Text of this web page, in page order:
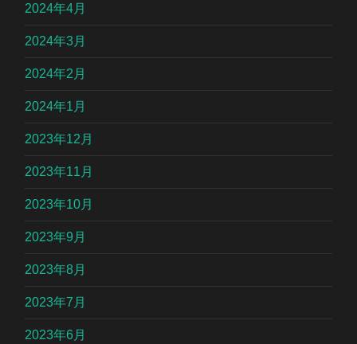
2024年4月
2024年3月
2024年2月
2024年1月
2023年12月
2023年11月
2023年10月
2023年9月
2023年8月
2023年7月
2023年6月